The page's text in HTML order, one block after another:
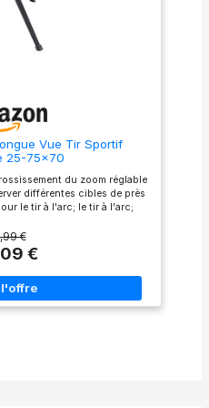
grossissement; tout est à
niveau supérieur; mise au
point plus rapide avec
verrouillage précis; réduisant
considérablement le temps
nécessaire à la mise au point
pendant l'observation
combine parfaitement avec la
l'oculaire zoom SV135 pour
Vue Tir Sportif
25-75x70
du zoom réglable
différentes cibles de près
le tir à l'arc; le tir à l'arc;
la lentille revêtue multicouche
élevée; fournir une
ergonomique; L'oculaire
conditions de visualisation
à long terme; L'œilleton
oculaire est convivial
trépied d'appareil photo si
air Adaptateur universel pour
€
€